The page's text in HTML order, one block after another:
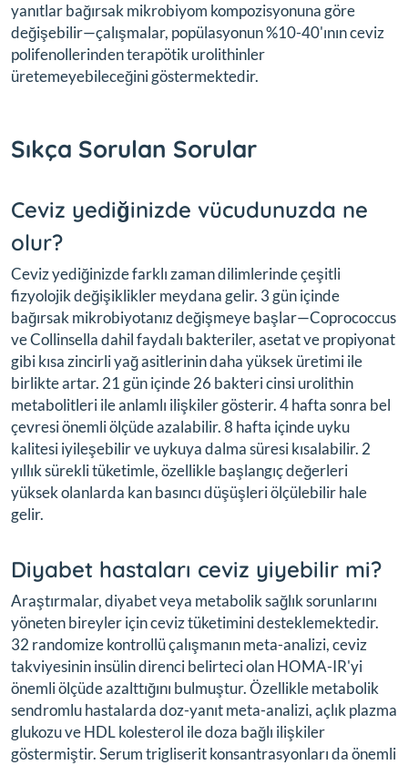
yanıtlar bağırsak mikrobiyom kompozisyonuna göre
değişebilir—çalışmalar, popülasyonun %10-40'ının ceviz
polifenollerinden terapötik urolithinler
üretemeyebileceğini göstermektedir.
Sıkça Sorulan Sorular
Ceviz yediğinizde vücudunuzda ne
olur?
Ceviz yediğinizde farklı zaman dilimlerinde çeşitli
fizyolojik değişiklikler meydana gelir. 3 gün içinde
bağırsak mikrobiyotanız değişmeye başlar—Coprococcus
ve Collinsella dahil faydalı bakteriler, asetat ve propiyonat
gibi kısa zincirli yağ asitlerinin daha yüksek üretimi ile
birlikte artar. 21 gün içinde 26 bakteri cinsi urolithin
metabolitleri ile anlamlı ilişkiler gösterir. 4 hafta sonra bel
çevresi önemli ölçüde azalabilir. 8 hafta içinde uyku
kalitesi iyileşebilir ve uykuya dalma süresi kısalabilir. 2
yıllık sürekli tüketimle, özellikle başlangıç değerleri
yüksek olanlarda kan basıncı düşüşleri ölçülebilir hale
gelir.
Diyabet hastaları ceviz yiyebilir mi?
Araştırmalar, diyabet veya metabolik sağlık sorunlarını
yöneten bireyler için ceviz tüketimini desteklemektedir.
32 randomize kontrollü çalışmanın meta-analizi, ceviz
takviyesinin insülin direnci belirteci olan HOMA-IR'yi
önemli ölçüde azalttığını bulmuştur. Özellikle metabolik
sendromlu hastalarda doz-yanıt meta-analizi, açlık plazma
glukozu ve HDL kolesterol ile doza bağlı ilişkiler
göstermiştir. Serum trigliserit konsantrasyonları da önemli